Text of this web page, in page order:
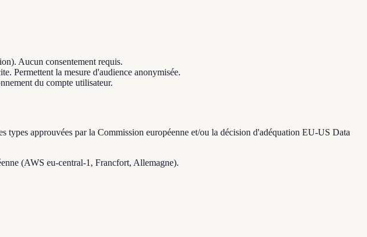
Aucun consentement requis.
Permettent la mesure d'audience anonymisée.
du compte utilisateur.
types approuvées par la Commission européenne et/ou la décision d'adéquation EU-US Data
(AWS eu-central-1, Francfort, Allemagne).